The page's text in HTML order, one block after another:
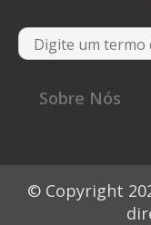
Sobre Nós
© Copyright